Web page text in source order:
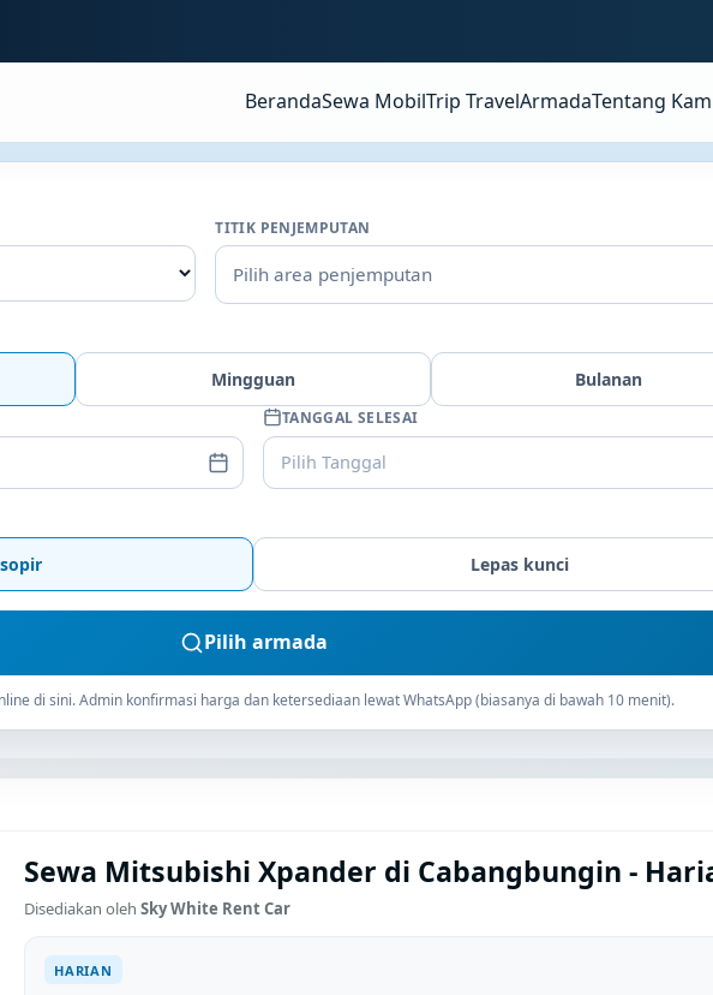
BerandaSewa MobilTrip TravelArmadaTentang
TITIK PENJEMPUTAN
Pilih area penjemputan
Mingguan Bulanan
TANGGAL SELESAI
Pilih Tanggal
Lepas kunci
Pilih armada
di sini. Admin konfirmasi harga dan ketersediaan lewat WhatsApp (biasanya di bawah 10 menit).
Sewa Mitsubishi Xpander di Cabangbungin -
Disediakan oleh Sky White Rent Car
HARIAN